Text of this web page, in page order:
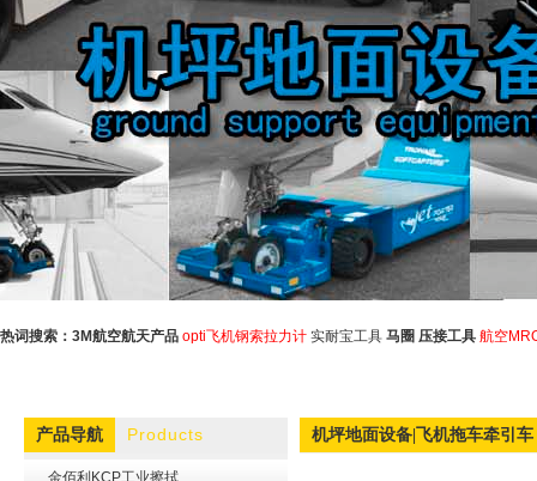
热词搜索： 3M航空航天产品 opti飞机钢索拉力计 实耐宝工具 马圈 压接工具 航空
产品导航 Products
金佰利KCP工业擦拭
机坪地面设备|飞机拖车牵引车